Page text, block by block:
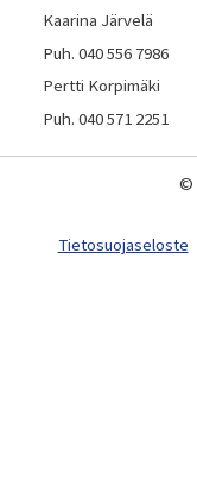
Kaarina Järvelä
Puh. 040 556 7986
Pertti Korpimäki
Puh. 040 571 2251
©
Tietosuojaseloste